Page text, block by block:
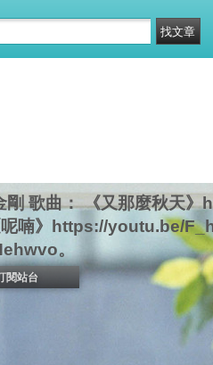
剛 歌曲： 《又那麼秋天
喃》https://youtu.be/
。
閱站台